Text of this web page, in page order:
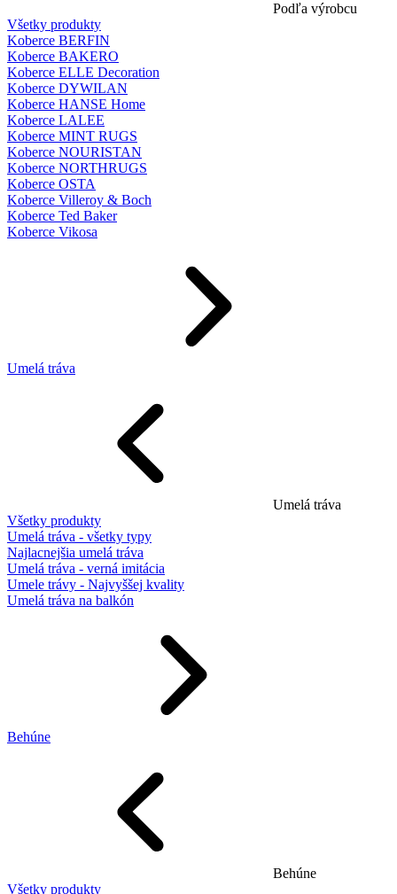
Podľa výrobcu
Všetky produkty
Koberce BERFIN
Koberce BAKERO
Koberce ELLE Decoration
Koberce DYWILAN
Koberce HANSE Home
Koberce LALEE
Koberce MINT RUGS
Koberce NOURISTAN
Koberce NORTHRUGS
Koberce OSTA
Koberce Villeroy & Boch
Koberce Ted Baker
Koberce Vikosa
Umelá tráva
Umelá tráva
Všetky produkty
Umelá tráva - všetky typy
Najlacnejšia umelá tráva
Umelá tráva - verná imitácia
Umele trávy - Najvyššej kvality
Umelá tráva na balkón
Behúne
Behúne
Všetky produkty